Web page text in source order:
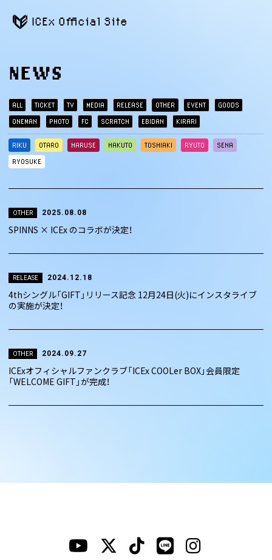
ICEx Official Site
NEWS
ALL TICKET TV MEDIA RELEASE OTHER EVENT
GOODS
ONEMAN
PHOTO FC SCRATCH EBIDAN KIRARI
RIKU OTARO HARUSE HAKUTO TOSHIAKI RYUTO
SENA
RYOSUKE
OTHER 2025.08.08
SPINNS × ICEx のコラボが決定！
RELEASE 2024.12.18
4thシングル「GIFT」リリース記念 12月24日(火)にインスタライブ
の実施が決定！
OTHER 2024.09.27
ICExオフィシャルファンクラブ「ICEx COOLer BOX」会員限定
「WELCOME GIFT」が完成！